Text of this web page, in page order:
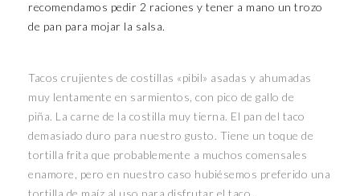
recomendamos pedir 2 raciones y tener a mano un trozo
de pan para mojar la salsa.
Tacos crujientes de costillas «pibil» asadas y ahumadas
muy lentamente en sarmientos, con pico de gallo de
piña. La carne de la costilla muy tierna. El pan del taco
demasiado duro para nuestro gusto. Tiene un toque de
tortilla frita que probablemente a muchos comensales
enamore, pero en nuestro caso hubiésemos preferido una
tortilla de maíz al uso para disfrutar el taco.